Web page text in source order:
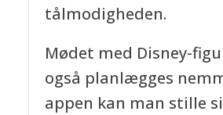
tålmodigheden.
Mødet med Disney-
også planlægges
appen kan man stille